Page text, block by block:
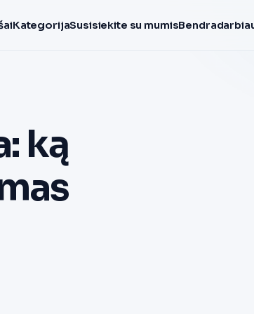
KategorijaSusisiekite su mumis
ką